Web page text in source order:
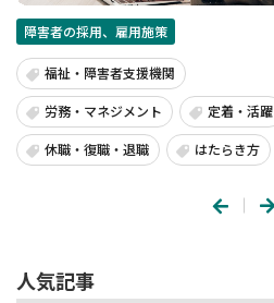
障害者の採用、雇用施策
福祉・障害者支援機関
労務・マネジメント 定着・活躍
休職・復職・退職 はたらき方
人気記事